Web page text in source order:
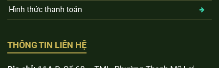
Hình thức thanh toán
THÔNG TIN LIÊN HỆ